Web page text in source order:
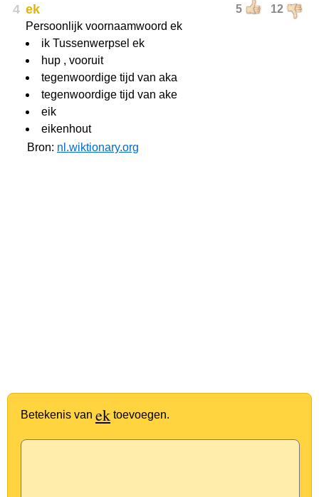
4 5 12
ek
Persoonlijk voornaamwoord ek
ik Tussenwerpsel ek
hup , vooruit
tegenwoordige tijd van aka
tegenwoordige tijd van ake
eik
eikenhout
Bron: nl.wiktionary.org
Betekenis van ek toevoegen.